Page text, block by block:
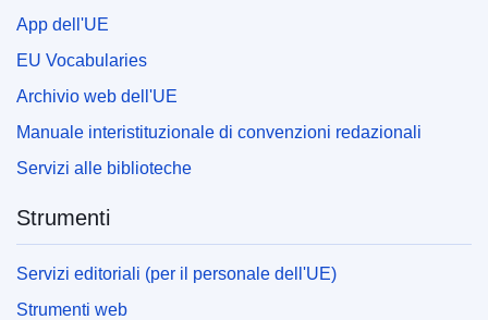
App dell'UE
EU Vocabularies
Archivio web dell'UE
Manuale interistituzionale di convenzioni redazionali
Servizi alle biblioteche
Strumenti
Servizi editoriali (per il personale dell'UE)
Strumenti web